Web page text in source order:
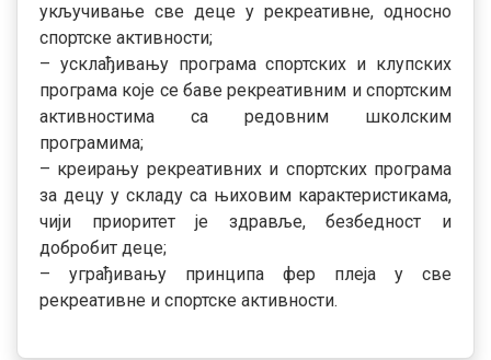
укључивање све деце у рекреативне, односно
спортске активности;
– усклађивању програма спортских и клупских
програма које се баве рекреативним и спортским
активностима са редовним школским
програмима;
– креирању рекреативних и спортских програма
за децу у складу са њиховим карактеристикама,
чији приоритет је здравље, безбедност и
добробит деце;
– уграђивању принципа фер плеја у све
рекреативне и спортске активности.